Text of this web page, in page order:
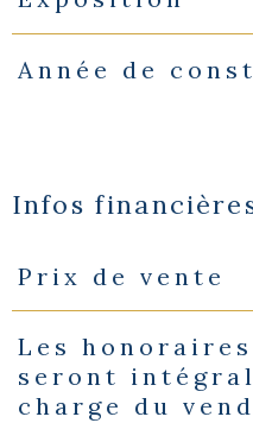
Année de
Infos
Caractéristiques Valeurs
Prix de vente
Les
seront
charge du